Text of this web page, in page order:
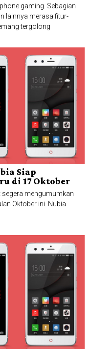
gaming. Sebagian
lainnya merasa fitur-
tergolong
Siap
di 17 Oktober
segera mengumumkan
Oktober ini. Nubia